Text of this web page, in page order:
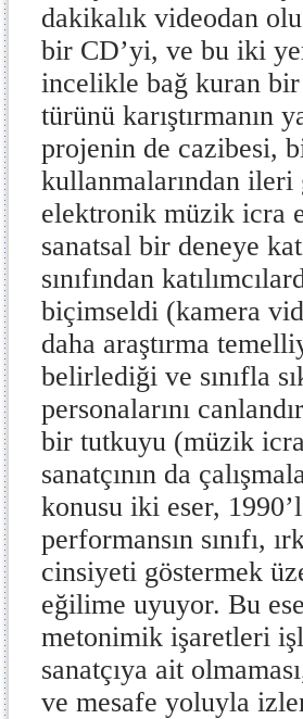
dakikalık videodan
bir CD’yi, ve bu iki
incelikle bağ kuran
türünü karıştırmanın
projenin de cazibesi,
kullanmalarından ileri
elektronik müzik icra
sanatsal bir deneye
sınıfından
biçimseldi (kamera
daha araştırma
belirlediği ve sınıfla
personalarını
bir tutkuyu (müzik
sanatçının da
konusu iki eser,
performansın sınıfı,
cinsiyeti göstermek
eğilime uyuyor. Bu
metonimik işaretleri
sanatçıya ait
ve mesafe yoluyla